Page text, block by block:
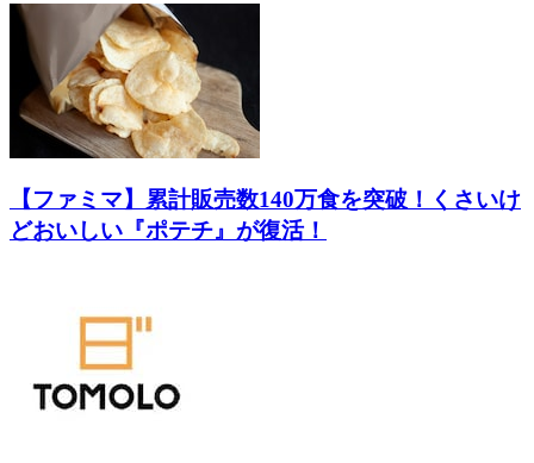
【ファミマ】累計販売数140万食を突破！くさいけ
どおいしい『ポテチ』が復活！